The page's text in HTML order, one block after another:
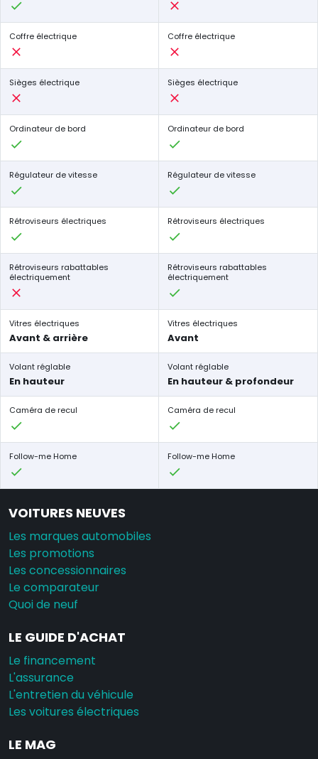
Coffre électrique Coffre électrique
Sièges électrique Sièges électrique
Ordinateur de bord Ordinateur de bord
Régulateur de vitesse Régulateur de vitesse
Rétroviseurs électriques Rétroviseurs électriques
Rétroviseurs rabattables
électriquement
Rétroviseurs rabattables
électriquement
Vitres électriques
Avant & arrière
Vitres électriques
Avant
Volant réglable
En hauteur
Volant réglable
En hauteur & profondeur
Caméra de recul Caméra de recul
Follow-me Home Follow-me Home
VOITURES NEUVES
Les marques automobiles
Les promotions
Les concessionnaires
Le comparateur
Quoi de neuf
LE GUIDE D'ACHAT
Le financement
L'assurance
L'entretien du véhicule
Les voitures électriques
LE MAG